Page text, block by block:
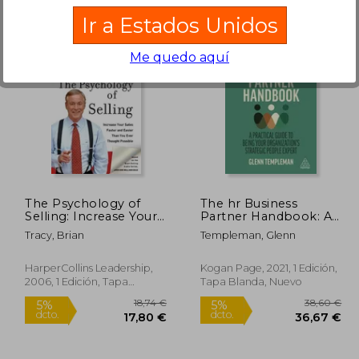
5%
dcto.
The Psychology of
Selling: Increase Your
Sales Faster and Easier
Than you Ever
How to Sell More,
Easier, and Faster
Thought Possible (en
Inglés)
Tracy, Brian
HarperCollins Leadership,
2006, 1 Edición, Tapa
Blanda, Nuevo
The hr Business
Partner Handbook: A
Practical Guide to
Being Your
Strategic People
Expert (en Inglés)
Templeman, Glenn
Kogan Page, 2021, 1 Edición,
Tapa Blanda, Nuevo
Ir a Estados Unidos
Me quedo aquí